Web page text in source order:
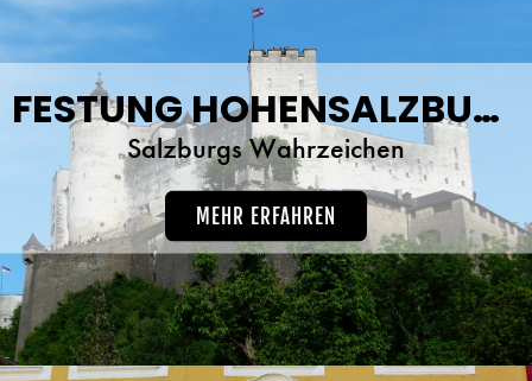
FESTUNG HOHENSALZBURG
Salzburgs Wahrzeichen
MEHR ERFAHREN